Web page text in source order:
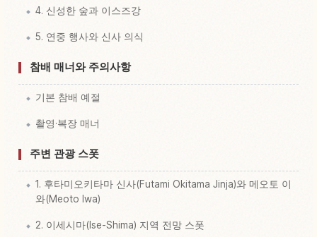
4. 신성한 숲과 이스즈강
5. 연중 행사와 신사 의식
참배 매너와 주의사항
기본 참배 예절
촬영·복장 매너
주변 관광 스폿
1. 후타미오키타마 신사(Futami Okitama Jinja)와 메오토 이
와(Meoto Iwa)
2. 이세시마(Ise-Shima) 지역 전망 스폿